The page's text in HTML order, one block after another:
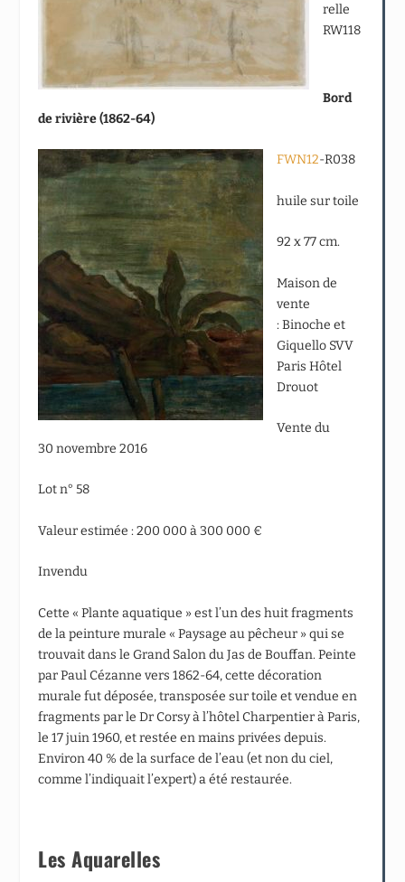
relle
RW118
Bord
de rivière (1862-64)
FWN12-R038
huile sur toile
92 x 77 cm.
Maison de
vente
: Binoche et
Giquello SVV
Paris Hôtel
Drouot
Vente du
30 novembre 2016
Lot n° 58
Valeur estimée : 200 000 à 300 000 €
Invendu
Cette « Plante aquatique » est l’un des huit fragments
de la peinture murale « Paysage au pêcheur » qui se
trouvait dans le Grand Salon du Jas de Bouffan. Peinte
par Paul Cézanne vers 1862-64, cette décoration
murale fut déposée, transposée sur toile et vendue en
fragments par le Dr Corsy à l’hôtel Charpentier à Paris,
le 17 juin 1960, et restée en mains privées depuis.
Environ 40 % de la surface de l’eau (et non du ciel,
comme l’indiquait l’expert) a été restaurée.
Les Aquarelles